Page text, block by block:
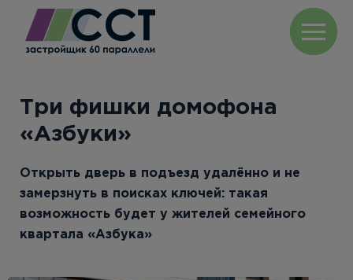
Три фишки домофона
«Азбуки»
Открыть дверь в подъезд удалённо и не
замерзнуть в поисках ключей: такая
возможность будет у жителей семейного
квартала «Азбука»